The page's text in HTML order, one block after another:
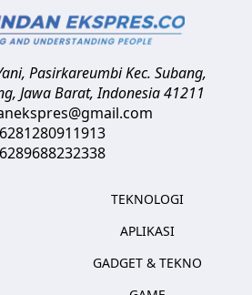
Pasirkareumbi Kec. Subang,
Jawa Barat,Indonesia41211
TEKNOLOGI
APLIKASI
GADGET & TEKNO